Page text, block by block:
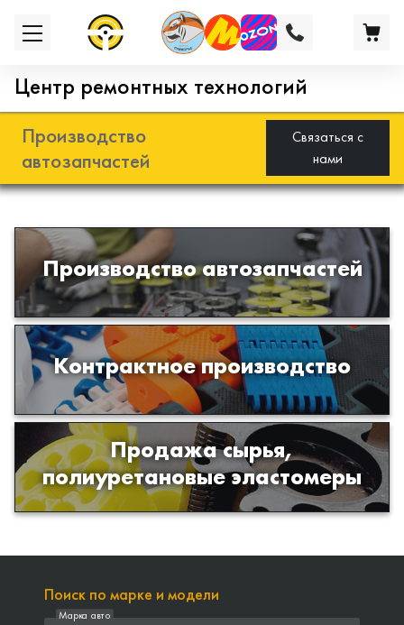
Центр ремонтных технологий
Производство
автозапчастей
Связаться с
нами
Производство автозапчастей
Разработка и производство деталей
из эластомеров для подвески
автомобиля
Контрактное производство
Производство изделий из пластиков
и полимеров по образцам либо
чертежам заказчика
Продажа сырья,
полиуретановые эластомеры
Продажа сырья для производства
изделий из полиуретана
Поиск по марке и модели
Марка авто